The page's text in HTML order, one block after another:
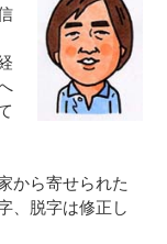
から寄せられた
、脱字は修正し